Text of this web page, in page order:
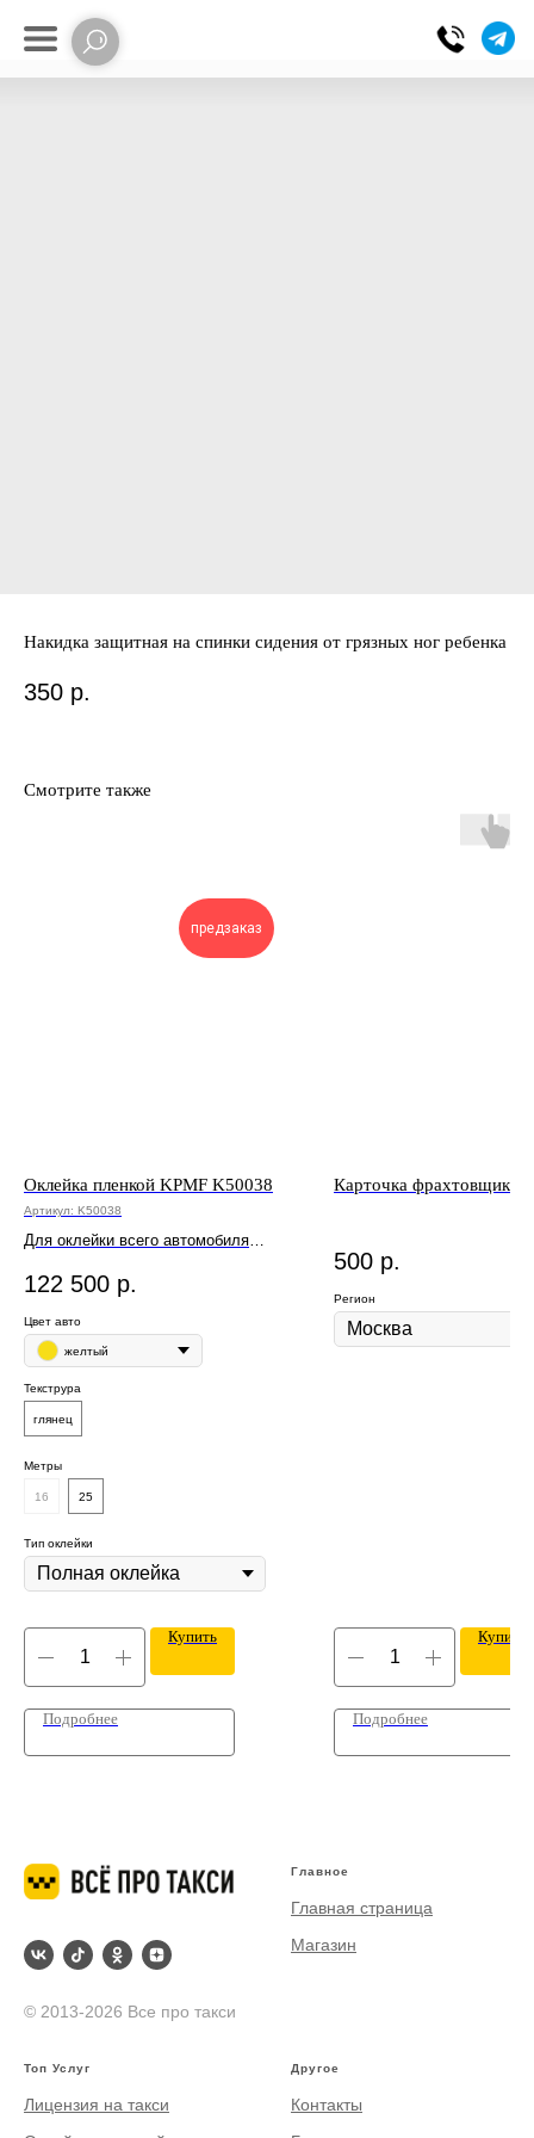
Накидка защитная на спинки сидения от грязных ног ребенка
350 р.
Смотрите также
предзаказ
Оклейка пленкой KPMF K50038
Артикул: K50038
Для оклейки всего автомобиля
122 500 р.
Цвет авто
желтый
Текструра
глянец
Метры
16 25
Тип оклейки
Купить
Подробнее
Карточка фрахтовщика
500 р.
Регион
Купить
Подробнее
© 2013-2026 Все про такси
Главное
Главная страница
Магазин
Топ Услуг
Лицензия на такси
Другое
Контакты